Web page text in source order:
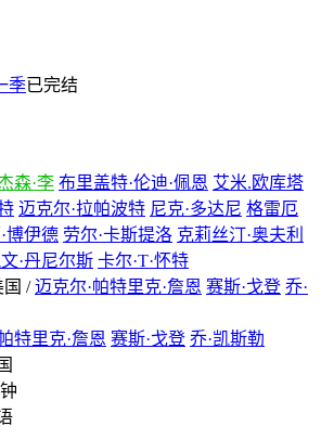
季已完结
森·李 布里盖特·伦迪·佩恩 艾米.欧库塔
迈克尔·拉帕波特 尼克·多达尼 格雷厄
博伊德 劳尔·卡斯提洛 克莉丝汀·奥夫利
·丹尼尔斯 卡尔·T·怀特
国 /迈克尔·帕特里克·詹恩 赛斯·戈登 乔·
特里克·詹恩 赛斯·戈登 乔·凯斯勒